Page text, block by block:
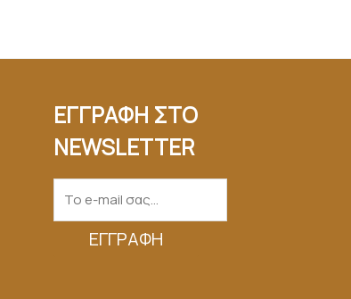
ΕΓΓΡΑΦΗ ΣΤΟ
NEWSLETTER
ΕΓΓΡΑΦΉ